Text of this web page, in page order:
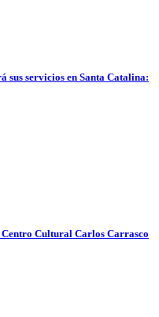
sus servicios en Santa Catalina:
Centro Cultural Carlos Carrasco